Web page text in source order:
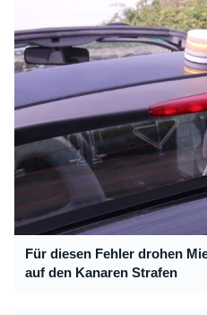
Für diesen Fehler drohen
auf den Kanaren Strafen